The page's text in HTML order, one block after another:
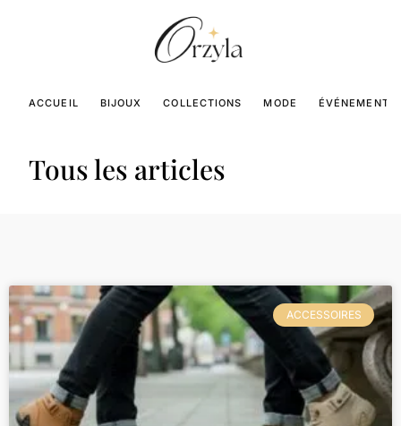
ACCUEIL BIJOUX COLLECTIONS MODE ÉVÉNEMENTS
Tous les articles
ACCESSOIRES